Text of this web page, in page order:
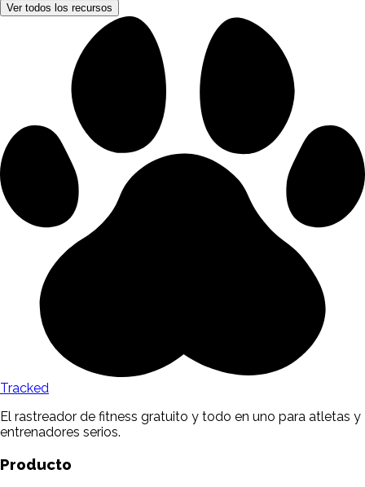
Ver todos los recursos
Tracked
El rastreador de fitness gratuito y todo en uno para atletas y
entrenadores serios.
Producto